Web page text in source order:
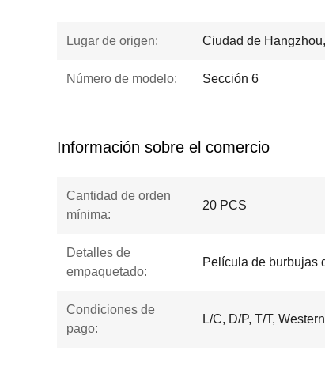
Lugar de origen: Ciudad de
Número de modelo: Sección 6
Información sobre el comercio
Cantidad de orden
mínima:
20 PCS
Detalles de
empaquetado:
Película de burbujas
Condiciones de
pago:
L/C, D/P, T/T,